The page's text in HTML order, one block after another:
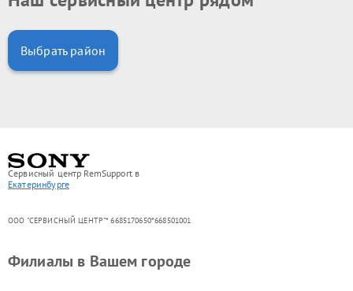
Выбрать район
Сервисный центр RemSupport в
Екатеринбурге
ООО "СЕРВИСНЫЙ ЦЕНТР"* 6685170650*668501001
Филиалы в Вашем городе